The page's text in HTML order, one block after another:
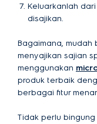
Keluarkanlah
disajikan.
Bagaimana, mudah
menyajikan sajian
menggunakan
produk terbaik
berbagai fitur
Tidak perlu